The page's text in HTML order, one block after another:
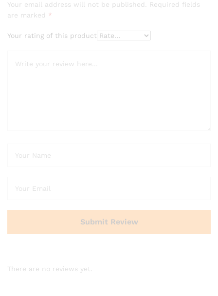
Your email address will not be published.
Required fields
are marked *
Your rating of this product
There are no reviews yet.